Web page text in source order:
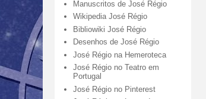
Manuscritos de José Régio
Wikipedia José Régio
Bibliowiki José Régio
Desenhos de José Régio
José Régio na Hemeroteca
José Régio no Teatro em
Portugal
José Régio no Pinterest